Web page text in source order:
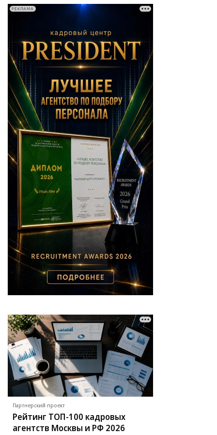
РЕКЛАМА
Партнерский проект
Рейтинг ТОП-100 кадровых
агентств Москвы и РФ 2026